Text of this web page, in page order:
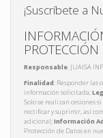
¡Suscríbete a
Responsable: JUAISA
Finalidad: Responder las
información solicitada;
Solo se realizan cesiones
rectificar y suprimir, así
adicional;Información
Protección de Datos en